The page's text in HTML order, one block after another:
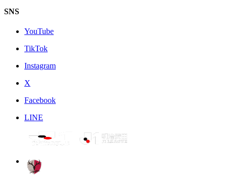
SNS
YouTube
TikTok
Instagram
X
Facebook
LINE